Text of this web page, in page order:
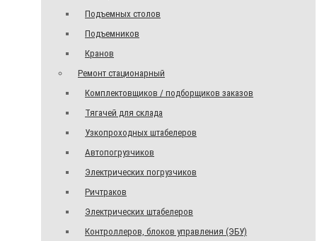
Подъемных столов
Подъемников
Кранов
Ремонт стационарный
Комплектовщиков / подборщиков заказов
Тягачей для склада
Узкопроходных штабелеров
Автопогрузчиков
Электрических погрузчиков
Ричтраков
Электрических штабелеров
Контроллеров, блоков управления (ЭБУ)